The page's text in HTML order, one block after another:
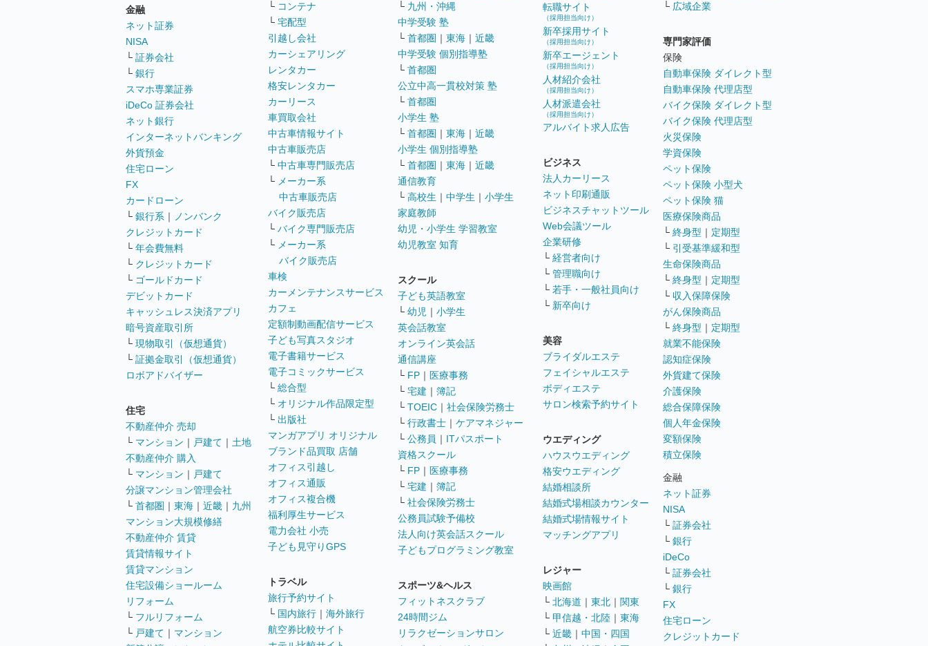
金融
ネット証券
NISA
└ 証券会社
└ 銀行
スマホ専業証券
iDeCo 証券会社
ネット銀行
インターネットバンキング
外貨預金
住宅ローン
FX
カードローン
└ 銀行系 ｜
ノンバンク
クレジットカード
└ 年会費無料
└ クレジットカード
└ ゴールドカード
デビットカード
キャッシュレス決済アプリ
暗号資産取引所
└ 現物取引（仮想通貨）
└ 証拠金取引（仮想通貨）
ロボアドバイザー
住宅
不動産仲介 売却
└ マンション ｜ 戸建て ｜ 土地
不動産仲介 購入
└ マンション ｜ 戸建て
分譲マンション管理会社
└ 首都圏 ｜ 東海 ｜ 近畿 ｜ 九州
マンション大規模修繕
不動産仲介 賃貸
賃貸情報サイト
賃貸マンション
住宅設備ショールーム
リフォーム
└ フルリフォーム
└ 戸建て ｜ マンション
└ コンテナ
└ 宅配型
引越し会社
カーシェアリング
レンタカー
格安レンタカー
カーリース
車買取会社
中古車情報サイト
中古車販売店
└ 中古車専門販売店
└ メーカー系
中古車販売店
バイク販売店
└ バイク専門販売店
└ メーカー系
バイク販売店
車検
カーメンテナンスサービス
カフェ
定額制動画配信サービス
子ども写真スタジオ
電子書籍サービス
電子コミックサービス
└ 総合型
└ オリジナル作品限定型
└ 出版社
マンガアプリ オリジナル
ブランド品買取 店舗
オフィス引越し
オフィス通販
オフィス複合機
福利厚生サービス
電力会社 小売
子ども見守りGPS
トラベル
旅行予約サイト
└ 国内旅行 ｜ 海外旅行
航空券比較サイト
└ 九州・沖縄
中学受験 塾
└ 首都圏 ｜ 東海 ｜ 近畿
中学受験 個別指導塾
└ 首都圏
公立中高一貫校対策 塾
└ 首都圏
小学生 塾
└ 首都圏 ｜ 東海 ｜ 近畿
小学生 個別指導塾
└ 首都圏 ｜ 東海 ｜ 近畿
通信教育
└ 高校生 ｜ 中学生 ｜ 小学生
家庭教師
幼児・小学生 学習教室
幼児教室 知育
スクール
子ども英語教室
└ 幼児 ｜ 小学生
英会話教室
オンライン英会話
通信講座
└ FP ｜ 医療事務
└ 宅建 ｜ 簿記
└ TOEIC ｜ 社会保険労務士
└ 行政書士 ｜ ケアマネジャー
└ 公務員 ｜ ITパスポート
資格スクール
└ FP ｜ 医療事務
└ 宅建 ｜ 簿記
└ 社会保険労務士
公務員試験予備校
法人向け英会話スクール
子どもプログラミング教室
スポーツ&ヘルス
フィットネスクラブ
24時間ジム
リラクゼーションサロン
転職サイト
（採用担当向け）
新卒採用サイト
（採用担当向け）
新卒エージェント
（採用担当向け）
人材紹介会社
（採用担当向け）
人材派遣会社
（採用担当向け）
アルバイト求人広告
ビジネス
法人カーリース
ネット印刷通販
ビジネスチャットツール
Web会議ツール
企業研修
└ 経営者向け
└ 管理職向け
└ 若手・一般社員向け
└ 新卒向け
美容
ブライダルエステ
フェイシャルエステ
ボディエステ
サロン検索予約サイト
ウエディング
ハウスウエディング
格安ウエディング
結婚相談所
結婚式場相談カウンター
結婚式場情報サイト
マッチングアプリ
レジャー
映画館
└ 北海道 ｜ 東北 ｜ 関東
└ 甲信越・北陸 ｜ 東海
└ 近畿 ｜ 中国・四国
└ 広域企業
専門家評価
保険
自動車保険 ダイレクト型
自動車保険 代理店型
バイク保険 ダイレクト型
バイク保険 代理店型
火災保険
学資保険
ペット保険
ペット保険 小型犬
ペット保険 猫
医療保険商品
└ 終身型 ｜ 定期型
└ 引受基準緩和型
生命保険商品
└ 終身型 ｜ 定期型
└ 収入保障保険
がん保険商品
└ 終身型 ｜ 定期型
就業不能保険
認知症保険
外貨建て保険
介護保険
総合保障保険
個人年金保険
変額保険
積立保険
金融
ネット証券
NISA
└ 証券会社
└ 銀行
iDeCo
└ 証券会社
└ 銀行
FX
住宅ローン
クレジットカード